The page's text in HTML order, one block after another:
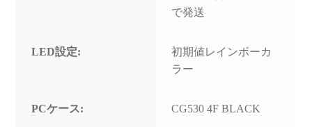
で発送
LED設定:
初期値レインボーカ
ラー
PCケース: CG530 4F BLACK